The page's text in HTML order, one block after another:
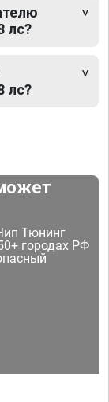
лс?
лс?
Тюнинг
городах РФ